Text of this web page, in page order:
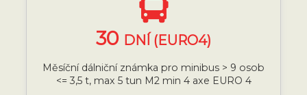
30 DNÍ (EURO4)
Měsíční dálniční známka pro minibus > 9 osob
<= 3,5 t, max 5 tun M2 min 4 axe EURO 4